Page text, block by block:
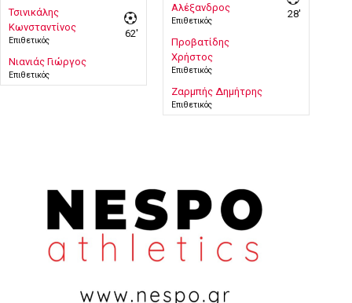
Τσινικάλης
Κωνσταντίνος
Επιθετικός
62'
Νιανιάς Γιώργος
Επιθετικός
Αλέξανδρος
Επιθετικός
28'
Προβατίδης
Χρήστος
Επιθετικός
Ζαρμπής Δημήτρης
Επιθετικός